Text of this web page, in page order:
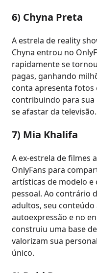
6) Chyna Preta
A estrela de reality
Chyna entrou no
rapidamente se
pagas, ganhando
conta apresenta fotos
contribuindo para
se afastar da televisão.
7) Mia Khalifa
A ex-estrela de filmes
OnlyFans para
artísticas de modelo
pessoal. Ao contrário
adultos, seu
autoexpressão e no
construiu uma base
valorizam sua
único.